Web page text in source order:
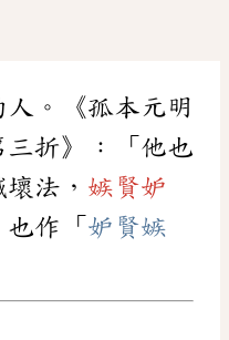
。《孤本元明
折》：「他也
法， 嫉賢妒
作「 妒賢嫉